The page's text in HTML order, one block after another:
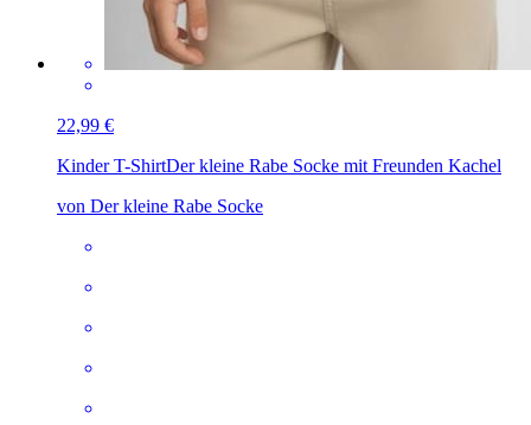
22,99 €
Kinder T-ShirtDer kleine Rabe Socke mit Freunden Kachel
von Der kleine Rabe Socke